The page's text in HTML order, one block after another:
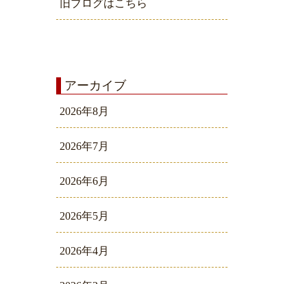
旧ブログはこちら
アーカイブ
2026年8月
2026年7月
2026年6月
2026年5月
2026年4月